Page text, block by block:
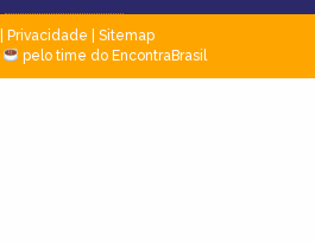
Privacidade
Sitemap
pelo time do EncontraBrasil